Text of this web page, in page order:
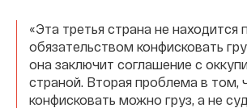
«Эта третья страна не находится
обязательством конфисковать
она заключит соглашение с
страной. Вторая проблема в том,
конфисковать можно груз, а не